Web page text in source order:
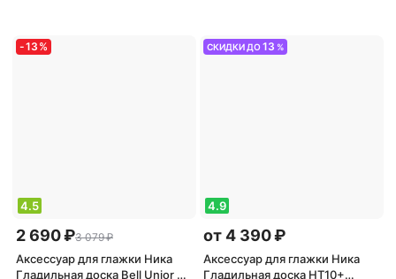
-13 %
4.5
2 690 ₽3 079 ₽
Аксессуар для глажки Ника
Гладильная доска Bell Unior 3
СКИДКИ ДО13 %
4.9
от 4 390 ₽
Аксессуар для глажки Ника
Гладильная доска HT10+